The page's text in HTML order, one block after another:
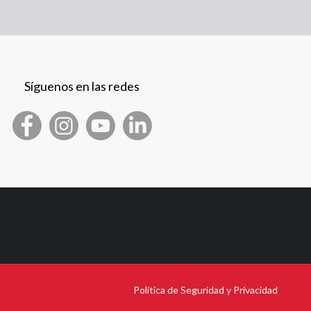
Síguenos en las redes
Política de Seguridad y Privacidad